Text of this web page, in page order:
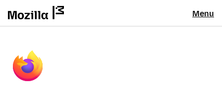
Menu